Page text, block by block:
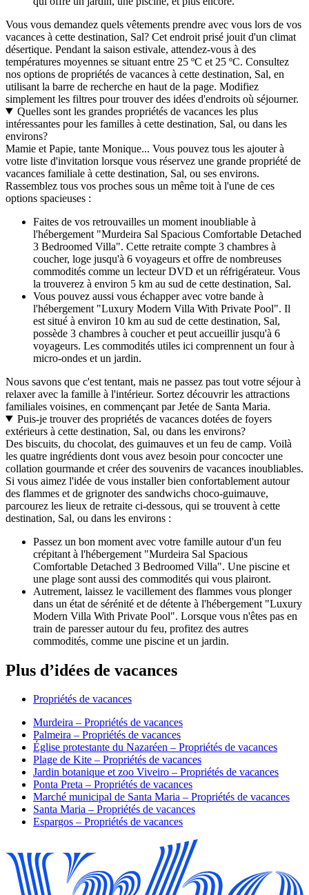
Vous vous demandez quels vêtements prendre avec vous lors de vos
vacances à cette destination, Sal? Cet endroit prisé jouit d'un climat
désertique. Pendant la saison estivale, attendez-vous à des
températures moyennes se situant entre 25 ºC et 25 ºC. Consultez
nos options de propriétés de vacances à cette destination, Sal, en
utilisant la barre de recherche en haut de la page. Modifiez
simplement les filtres pour trouver des idées d'endroits où séjourner.
Quelles sont les grandes propriétés de vacances les plus
intéressantes pour les familles à cette destination, Sal, ou dans les
environs?
Mamie et Papie, tante Monique... Vous pouvez tous les ajouter à
votre liste d'invitation lorsque vous réservez une grande propriété de
vacances familiale à cette destination, Sal, ou ses environs.
Rassemblez tous vos proches sous un même toit à l'une de ces
options spacieuses :
Faites de vos retrouvailles un moment inoubliable à
l'hébergement "Murdeira Sal Spacious Comfortable Detached
3 Bedroomed Villa". Cette retraite compte 3 chambres à
coucher, loge jusqu'à 6 voyageurs et offre de nombreuses
commodités comme un lecteur DVD et un réfrigérateur. Vous
la trouverez à environ 5 km au sud de cette destination, Sal.
Vous pouvez aussi vous échapper avec votre bande à
l'hébergement "Luxury Modern Villa With Private Pool". Il
est situé à environ 10 km au sud de cette destination, Sal,
possède 3 chambres à coucher et peut accueillir jusqu'à 6
voyageurs. Les commodités utiles ici comprennent un four à
micro-ondes et un jardin.
Nous savons que c'est tentant, mais ne passez pas tout votre séjour à
relaxer avec la famille à l'intérieur. Sortez découvrir les attractions
familiales voisines, en commençant par Jetée de Santa Maria.
Puis-je trouver des propriétés de vacances dotées de foyers
extérieurs à cette destination, Sal, ou dans les environs?
Des biscuits, du chocolat, des guimauves et un feu de camp. Voilà
les quatre ingrédients dont vous avez besoin pour concocter une
collation gourmande et créer des souvenirs de vacances inoubliables.
Si vous aimez l'idée de vous installer bien confortablement autour
des flammes et de grignoter des sandwichs choco-guimauve,
parcourez les lieux de retraite ci-dessous, qui se trouvent à cette
destination, Sal, ou dans les environs :
Passez un bon moment avec votre famille autour d'un feu
crépitant à l'hébergement "Murdeira Sal Spacious
Comfortable Detached 3 Bedroomed Villa". Une piscine et
une plage sont aussi des commodités qui vous plairont.
Autrement, laissez le vacillement des flammes vous plonger
dans un état de sérénité et de détente à l'hébergement "Luxury
Modern Villa With Private Pool". Lorsque vous n'êtes pas en
train de paresser autour du feu, profitez des autres
commodités, comme une piscine et un jardin.
Plus d’idées de vacances
Propriétés de vacances
Murdeira – Propriétés de vacances
Palmeira – Propriétés de vacances
Église protestante du Nazaréen – Propriétés de vacances
Plage de Kite – Propriétés de vacances
Jardin botanique et zoo Viveiro – Propriétés de vacances
Ponta Preta – Propriétés de vacances
Marché municipal de Santa Maria – Propriétés de vacances
Santa Maria – Propriétés de vacances
Espargos – Propriétés de vacances